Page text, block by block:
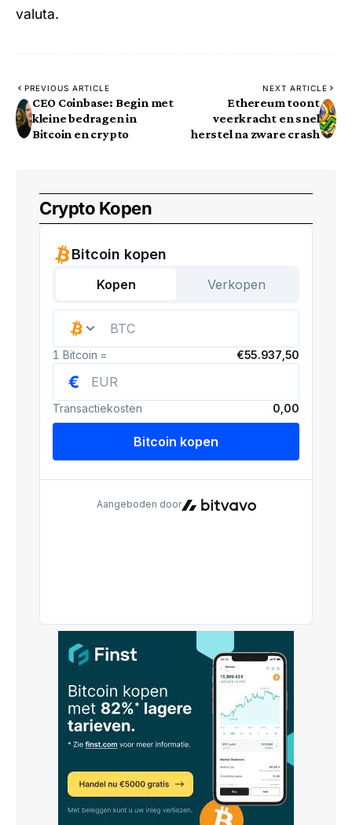
valuta.
PREVIOUS ARTICLE
CEO Coinbase: Begin met
kleine bedragen in
Bitcoin en crypto
NEXT ARTICLE
Ethereum toont
veerkracht en snel
herstel na zware crash
Crypto Kopen